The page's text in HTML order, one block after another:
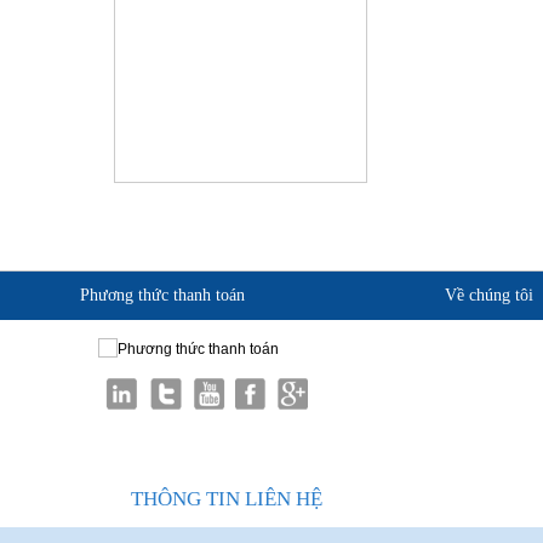
Phương thức thanh toán Về chúng tôi
THÔNG TIN LIÊN HỆ